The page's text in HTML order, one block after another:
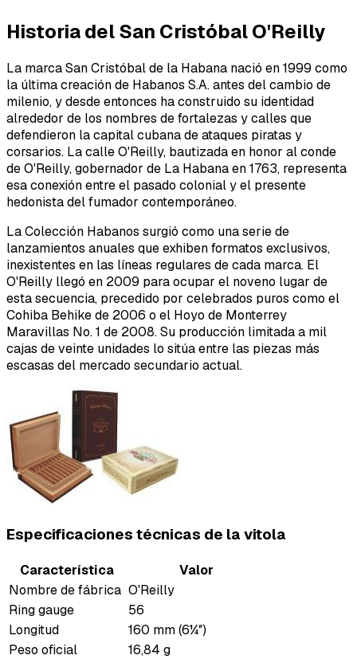
Historia del San Cristóbal O'Reilly
La marca San Cristóbal de la Habana nació en 1999 como
la última creación de Habanos S.A. antes del cambio de
milenio, y desde entonces ha construido su identidad
alrededor de los nombres de fortalezas y calles que
defendieron la capital cubana de ataques piratas y
corsarios. La calle O'Reilly, bautizada en honor al conde
de O'Reilly, gobernador de La Habana en 1763, representa
esa conexión entre el pasado colonial y el presente
hedonista del fumador contemporáneo.
La Colección Habanos surgió como una serie de
lanzamientos anuales que exhiben formatos exclusivos,
inexistentes en las líneas regulares de cada marca. El
O'Reilly llegó en 2009 para ocupar el noveno lugar de
esta secuencia, precedido por celebrados puros como el
Cohiba Behike de 2006 o el Hoyo de Monterrey
Maravillas No. 1 de 2008. Su producción limitada a mil
cajas de veinte unidades lo sitúa entre las piezas más
escasas del mercado secundario actual.
Especificaciones técnicas de la vitola
Característica
Valor
Nombre de fábrica O'Reilly
Ring gauge
56
Longitud
160 mm (6¼″)
Peso oficial
16,84 g